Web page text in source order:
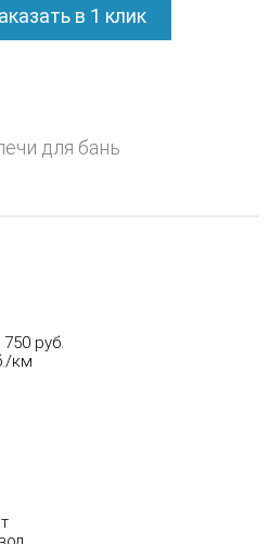
в 1 клик
для бань
руб.
км